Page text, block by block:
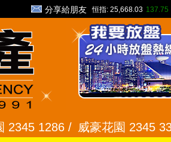
分享給朋友 恒指: 25,668.03 137.75
1286 / 威豪花園 2345 3331 /